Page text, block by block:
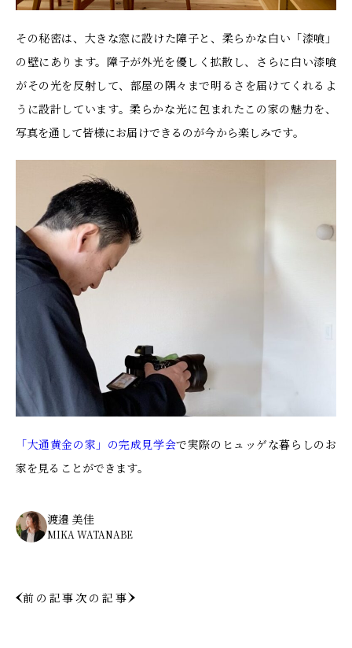
その秘密は、大きな窓に設けた障子と、柔らかな白い「漆喰」
の壁にあります。障子が外光を優しく拡散し、さらに白い漆喰
がその光を反射して、部屋の隅々まで明るさを届けてくれるよ
うに設計しています。柔らかな光に包まれたこの家の魅力を、
写真を通して皆様にお届けできるのが今から楽しみです。
「大通黄金の家」の完成見学会で実際のヒュッゲな暮らしのお
家を見ることができます。
渡邉 美佳
MIKA WATANABE
前の記事次の記事